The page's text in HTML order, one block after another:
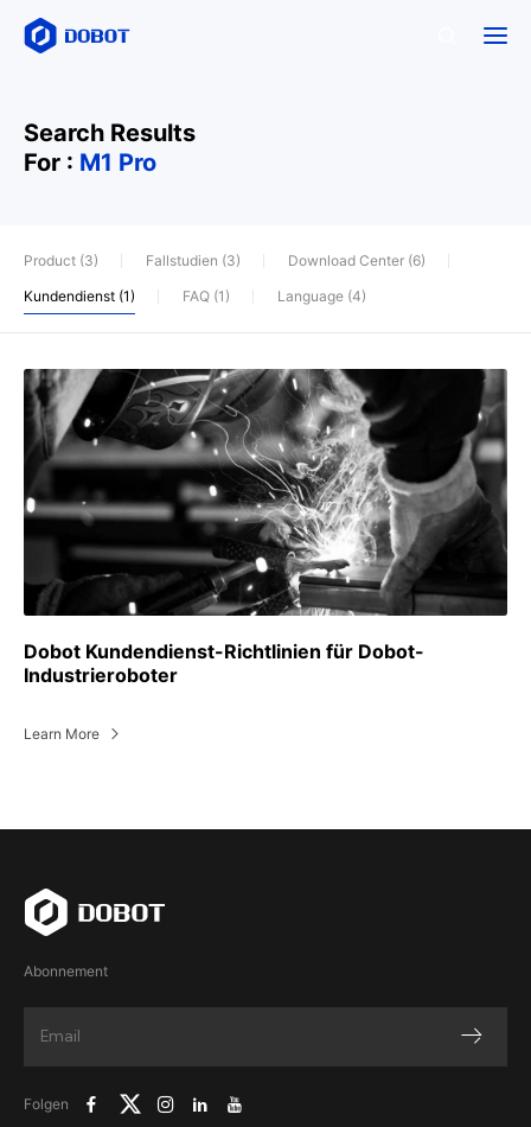
Search Results
For : M1 Pro
Product (3) Fallstudien (3)
Download Center (6)
Kundendienst (1)
FAQ (1) Language (4)
Dobot Kundendienst-Richtlinien für Dobot-
Industrieroboter
Learn More
Abonnement
Folgen